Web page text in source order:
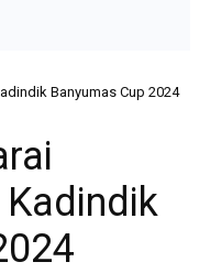
Banyumas Cup 2024